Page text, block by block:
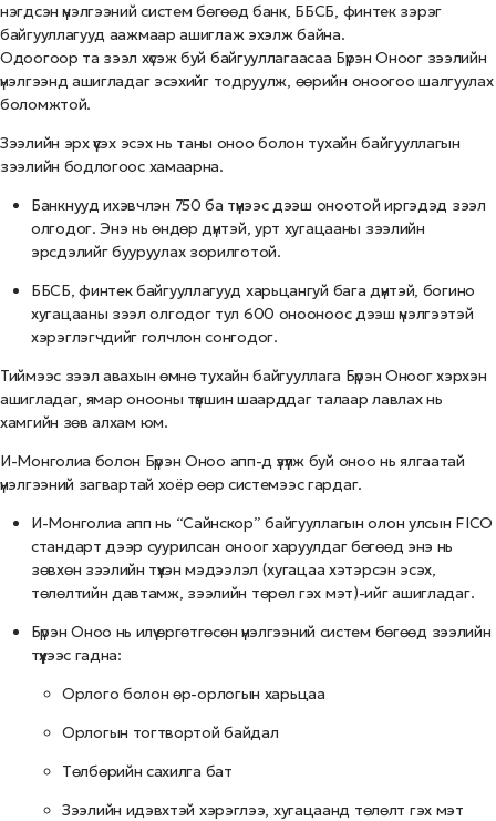
нэгдсэн үнэлгээний систем бөгөөд банк, ББСБ, финтек зэрэг
байгууллагууд аажмаар ашиглаж эхэлж байна.
Одоогоор та зээл хүсэж буй байгууллагаасаа Бүрэн Оноог зээлийн
үнэлгээнд ашигладаг эсэхийг тодруулж, өөрийн оноогоо шалгуулах
боломжтой.
Зээлийн эрх үүсэх эсэх нь таны оноо болон тухайн байгууллагын
зээлийн бодлогоос хамаарна.
Банкнууд ихэвчлэн 750 ба түүнээс дээш оноотой иргэдэд зээл
олгодог. Энэ нь өндөр дүнтэй, урт хугацааны зээлийн
эрсдэлийг бууруулах зорилготой.
ББСБ, финтек байгууллагууд харьцангуй бага дүнтэй, богино
хугацааны зээл олгодог тул 600 онооноос дээш үнэлгээтэй
хэрэглэгчдийг голчлон сонгодог.
Тиймээс зээл авахын өмнө тухайн байгууллага Бүрэн Оноог хэрхэн
ашигладаг, ямар онооны түвшин шаарддаг талаар лавлах нь
хамгийн зөв алхам юм.
И-Монголиа болон Бүрэн Оноо апп-д үзүүлж буй оноо нь ялгаатай
үнэлгээний загвартай хоёр өөр системээс гардаг.
И-Монголиа апп нь “Сайнскор” байгууллагын олон улсын FICO
стандарт дээр суурилсан оноог харуулдаг бөгөөд энэ нь
зөвхөн зээлийн түүхэн мэдээлэл (хугацаа хэтэрсэн эсэх,
төлөлтийн давтамж, зээлийн төрөл гэх мэт)-ийг ашигладаг.
Бүрэн Оноо нь илүү өргөтгөсөн үнэлгээний систем бөгөөд зээлийн
түүхээс гадна:
Орлого болон өр-орлогын харьцаа
Орлогын тогтвортой байдал
Төлбөрийн сахилга бат
Зээлийн идэвхтэй хэрэглээ, хугацаанд төлөлт гэх мэт